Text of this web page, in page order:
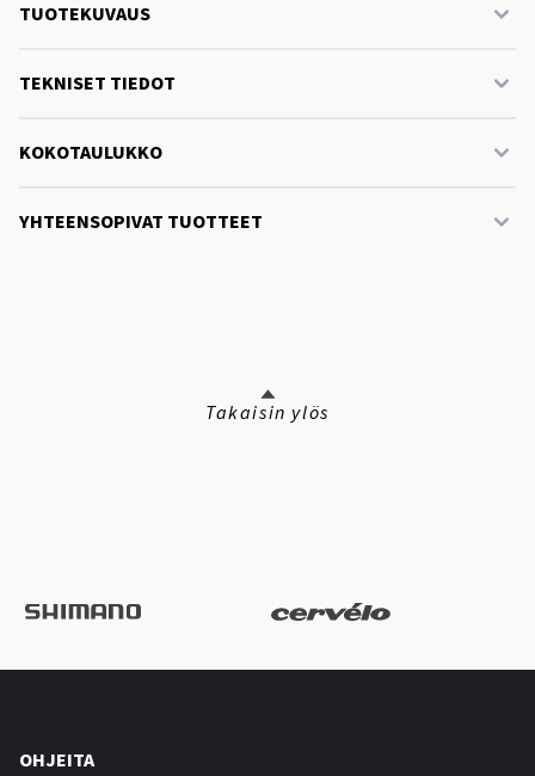
TUOTEKUVAUS
TEKNISET TIEDOT
KOKOTAULUKKO
YHTEENSOPIVAT TUOTTEET
Takaisin ylös
OHJEITA